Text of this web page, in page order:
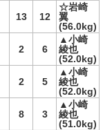
13 12
☆岩崎
翼
(56.0kg)
2 6
▲小崎
綾也
(52.0kg)
2 5
▲小崎
綾也
(52.0kg)
8 3
▲小崎
綾也
(51.0kg)